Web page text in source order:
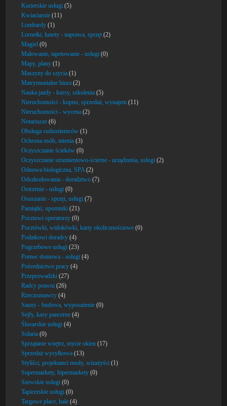
Kurierskie usługi (5)
Kwiaciarnie (11)
Lombardy (1)
Lornetki, lunety - naprawa, sprzęt (2)
Magiel (0)
Malowanie, tapetowanie - usługi (0)
Mapy, plany (1)
Maszyny do szycia (1)
Matrymonialne biura (2)
Nauka jazdy - kursy, szkolenia (5)
Nieruchomości - kupno, sprzedaż, wynajem (11)
Nieruchomości - wycena (2)
Notariusze (6)
Obsługa cudzoziemców (1)
Ochrona osób, mienia (3)
Oczyszczanie ścieków (0)
Oczyszczanie strumieniowo-ścierne - urządzenia, usługi (2)
Odnowa biologiczna, SPA(2)
Odszkodowania - doradztwo (7)
Ostrzenie - usługi (0)
Osuszanie - sprzęt, usługi (7)
Pamiątki, upominki (21)
Pocztowi operatorzy (0)
Pocztówki, widokówki, karty okolicznościowe (0)
Podatkowi doradcy (4)
Pogrzebowe usługi (23)
Pomoc domowa - usługi (4)
Pośrednictwo pracy (4)
Przeprowadzki (27)
Radcy prawni (26)
Rzeczoznawcy (4)
Sauny - budowa, wyposażenie (0)
Sejfy, kasy pancerne (4)
Ślusarskie usługi (4)
Solaria (0)
Sprzątanie wnętrz, mycie okien (17)
Sprzedaż wysyłkowa (13)
Styliści, projektanci mody, wizażyści (1)
Supermarkety, hipermarkety (0)
Szewskie usługi (0)
Tapicerskie usługi (0)
Targowe place, hale (4)